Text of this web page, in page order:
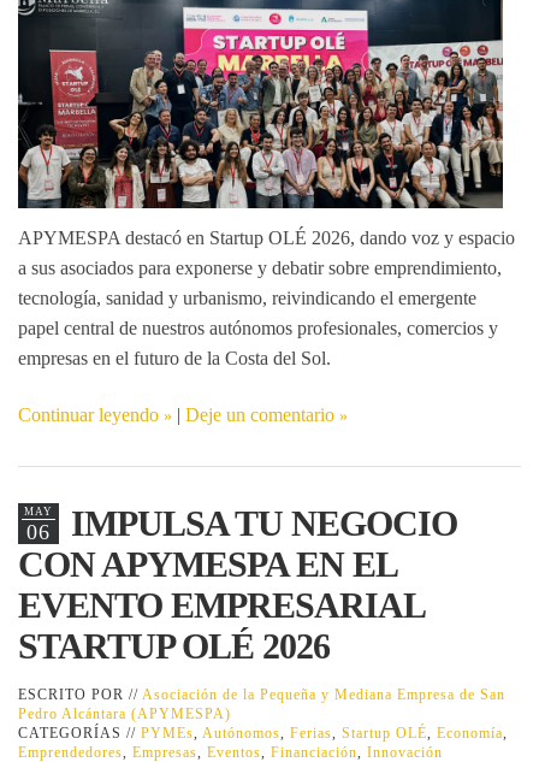
APYMESPA destacó en Startup OLÉ 2026, dando voz y espacio
a sus asociados para exponerse y debatir sobre emprendimiento,
tecnología, sanidad y urbanismo, reivindicando el emergente
papel central de nuestros autónomos profesionales, comercios y
empresas en el futuro de la Costa del Sol.
Continuar leyendo | Deje un comentario
MAY
06
IMPULSA TU NEGOCIO
CON APYMESPA EN EL
EVENTO EMPRESARIAL
STARTUP OLÉ 2026
ESCRITO POR // Asociación de la Pequeña y Mediana Empresa de San
Pedro Alcántara (APYMESPA)
CATEGORÍAS // PYMEs, Autónomos, Ferias, Startup OLÉ, Economía,
Emprendedores, Empresas, Eventos, Financiación, Innovación